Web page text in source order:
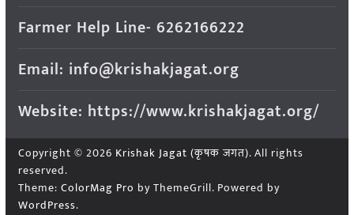
Farmer Help Line- 6262166222
Email: info@krishakjagat.org
Website: https://www.krishakjagat.org/
Copyright © 2026 Krishak Jagat (कृषक जगत). All rights
reserved.
Theme: ColorMag Pro by ThemeGrill. Powered by
WordPress.